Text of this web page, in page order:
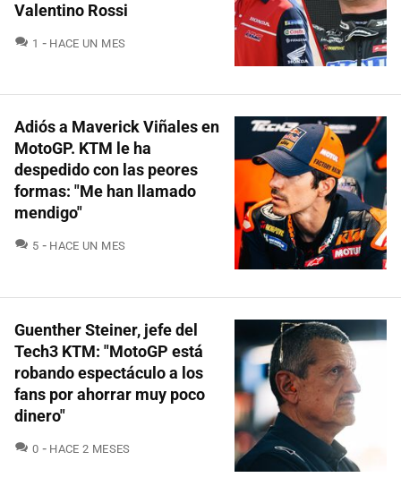
Valentino Rossi
1 COMENTARIOS
HACE UN MES
Adiós a Maverick Viñales en
MotoGP. KTM le ha
despedido con las peores
formas: "Me han llamado
mendigo"
5 COMENTARIOS
HACE UN MES
Guenther Steiner, jefe del
Tech3 KTM: "MotoGP está
robando espectáculo a los
fans por ahorrar muy poco
dinero"
0 COMENTARIOS
HACE 2 MESES